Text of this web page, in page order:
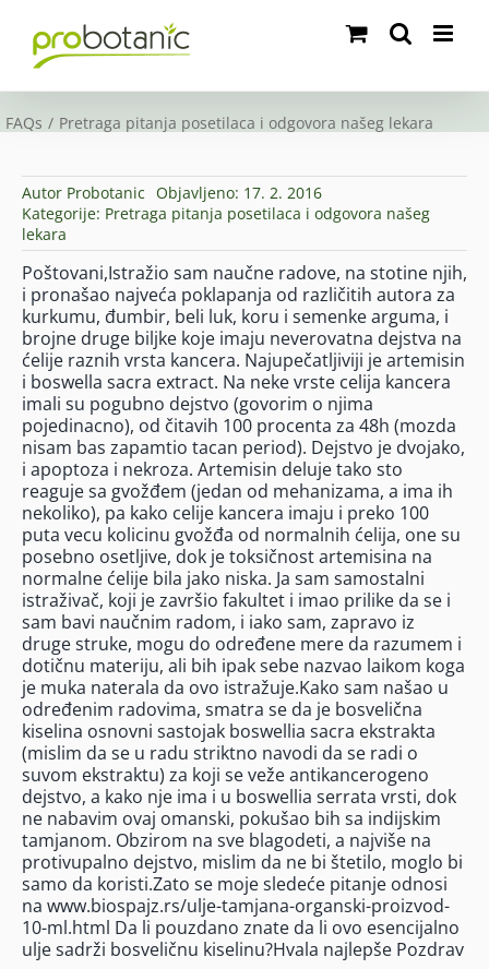
content
FAQs Pretraga pitanja posetilaca i odgovora našeg lekara
Autor Probotanic Objavljeno: 17. 2. 2016
Kategorije: Pretraga pitanja posetilaca i odgovora našeg
lekara
Poštovani,Istražio sam naučne radove, na stotine njih,
i pronašao najveća poklapanja od različitih autora za
kurkumu, đumbir, beli luk, koru i semenke arguma, i
brojne druge biljke koje imaju neverovatna dejstva na
ćelije raznih vrsta kancera. Najupečatljiviji je artemisin
i boswella sacra extract. Na neke vrste celija kancera
imali su pogubno dejstvo (govorim o njima
pojedinacno), od čitavih 100 procenta za 48h (mozda
nisam bas zapamtio tacan period). Dejstvo je dvojako,
i apoptoza i nekroza. Artemisin deluje tako sto
reaguje sa gvožđem (jedan od mehanizama, a ima ih
nekoliko), pa kako celije kancera imaju i preko 100
puta vecu kolicinu gvožđa od normalnih ćelija, one su
posebno osetljive, dok je toksičnost artemisina na
normalne ćelije bila jako niska. Ja sam samostalni
istraživač, koji je završio fakultet i imao prilike da se i
sam bavi naučnim radom, i iako sam, zapravo iz
druge struke, mogu do određene mere da razumem i
dotičnu materiju, ali bih ipak sebe nazvao laikom koga
je muka naterala da ovo istražuje.Kako sam našao u
određenim radovima, smatra se da je bosvelična
kiselina osnovni sastojak boswellia sacra ekstrakta
(mislim da se u radu striktno navodi da se radi o
suvom ekstraktu) za koji se veže antikancerogeno
dejstvo, a kako nje ima i u boswellia serrata vrsti, dok
ne nabavim ovaj omanski, pokušao bih sa indijskim
tamjanom. Obzirom na sve blagodeti, a najviše na
protivupalno dejstvo, mislim da ne bi štetilo, moglo bi
samo da koristi.Zato se moje sledeće pitanje odnosi
na www.biospajz.rs/ulje-tamjana-organski-proizvod-
10-ml.html Da li pouzdano znate da li ovo esencijalno
ulje sadrži bosveličnu kiselinu?Hvala najlepše Pozdrav